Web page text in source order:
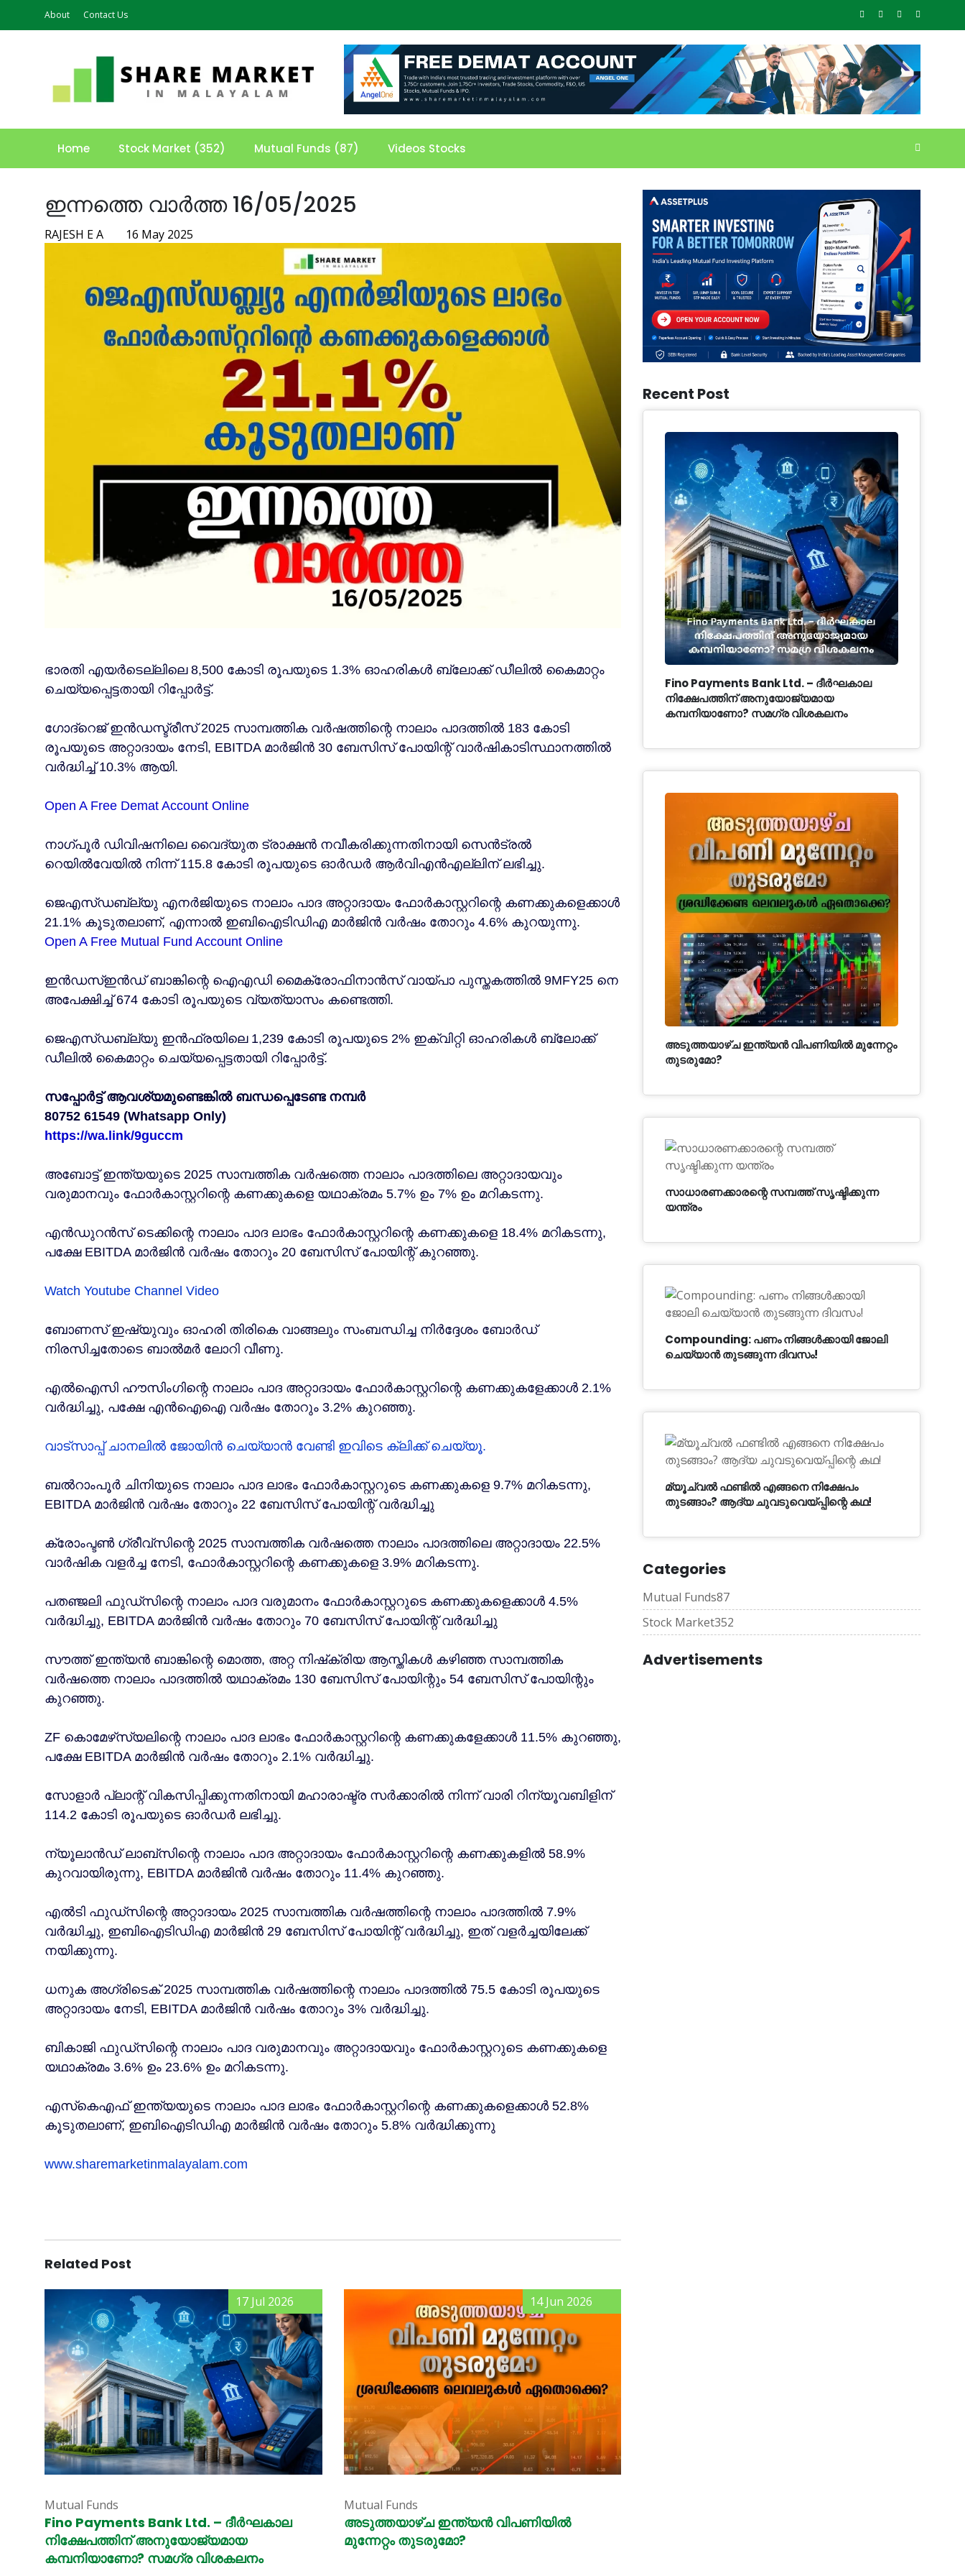
About Contact Us
Home Stock Market (352) Mutual Funds (87) Videos Stocks
ഇന്നത്തെ വാർത്ത 16/05/2025
RAJESH E A 16 May 2025
ഭാരതി എയർടെല്ലിലെ 8,500 കോടി രൂപയുടെ 1.3% ഓഹരികൾ ബ്ലോക്ക് ഡീലിൽ കൈമാറ്റം
ചെയ്യപ്പെട്ടതായി റിപ്പോർട്ട്.
ഗോദ്‌റെജ് ഇൻഡസ്ട്രീസ് 2025 സാമ്പത്തിക വർഷത്തിന്റെ നാലാം പാദത്തിൽ 183 കോടി
രൂപയുടെ അറ്റാദായം നേടി, EBITDA മാർജിൻ 30 ബേസിസ് പോയിന്റ് വാർഷികാടിസ്ഥാനത്തിൽ
വർദ്ധിച്ച് 10.3% ആയി.
Open A Free Demat Account Online
നാഗ്പൂർ ഡിവിഷനിലെ വൈദ്യുത ട്രാക്ഷൻ നവീകരിക്കുന്നതിനായി സെൻട്രൽ
റെയിൽവേയിൽ നിന്ന് 115.8 കോടി രൂപയുടെ ഓർഡർ ആർവിഎൻഎല്ലിന് ലഭിച്ചു.
ജെഎസ്ഡബ്ല്യു എനർജിയുടെ നാലാം പാദ അറ്റാദായം ഫോർകാസ്റ്ററിന്റെ കണക്കുകളെക്കാൾ
21.1% കൂടുതലാണ്, എന്നാൽ ഇബിഐടിഡിഎ മാർജിൻ വർഷം തോറും 4.6% കുറയുന്നു.
Open A Free Mutual Fund Account Online
ഇൻഡസ്ഇൻഡ് ബാങ്കിന്റെ ഐഎഡി മൈക്രോഫിനാൻസ് വായ്പാ പുസ്തകത്തിൽ 9MFY25 നെ
അപേക്ഷിച്ച് 674 കോടി രൂപയുടെ വ്യത്യാസം കണ്ടെത്തി.
ജെഎസ്ഡബ്ല്യു ഇൻഫ്രയിലെ 1,239 കോടി രൂപയുടെ 2% ഇക്വിറ്റി ഓഹരികൾ ബ്ലോക്ക്
ഡീലിൽ കൈമാറ്റം ചെയ്യപ്പെട്ടതായി റിപ്പോർട്ട്.
സപ്പോർട്ട് ആവശ്യമുണ്ടെങ്കിൽ ബന്ധപ്പെടേണ്ട നമ്പർ
80752 61549 (Whatsapp Only)
https://wa.link/9guccm
അബോട്ട് ഇന്ത്യയുടെ 2025 സാമ്പത്തിക വർഷത്തെ നാലാം പാദത്തിലെ അറ്റാദായവും
വരുമാനവും ഫോർകാസ്റ്ററിന്റെ കണക്കുകളെ യഥാക്രമം 5.7% ഉം 7% ഉം മറികടന്നു.
എൻഡുറൻസ് ടെക്കിന്റെ നാലാം പാദ ലാഭം ഫോർകാസ്റ്ററിന്റെ കണക്കുകളെ 18.4% മറികടന്നു,
പക്ഷേ EBITDA മാർജിൻ വർഷം തോറും 20 ബേസിസ് പോയിന്റ് കുറഞ്ഞു.
Watch Youtube Channel Video
ബോണസ് ഇഷ്യുവും ഓഹരി തിരികെ വാങ്ങലും സംബന്ധിച്ച നിർദ്ദേശം ബോർഡ്
നിരസിച്ചതോടെ ബാൽമർ ലോറി വീണു.
എൽഐസി ഹൗസിംഗിന്റെ നാലാം പാദ അറ്റാദായം ഫോർകാസ്റ്ററിന്റെ കണക്കുകളേക്കാൾ 2.1%
വർദ്ധിച്ചു, പക്ഷേ എൻഐഐ വർഷം തോറും 3.2% കുറഞ്ഞു.
വാട്സാപ്പ് ചാനലിൽ ജോയിൻ ചെയ്യാൻ വേണ്ടി ഇവിടെ ക്ലിക്ക് ചെയ്യൂ.
ബൽറാംപൂർ ചിനിയുടെ നാലാം പാദ ലാഭം ഫോർകാസ്റ്ററുടെ കണക്കുകളെ 9.7% മറികടന്നു,
EBITDA മാർജിൻ വർഷം തോറും 22 ബേസിസ് പോയിന്റ് വർദ്ധിച്ചു
ക്രോംപ്ടൺ ഗ്രീവ്‌സിന്റെ 2025 സാമ്പത്തിക വർഷത്തെ നാലാം പാദത്തിലെ അറ്റാദായം 22.5%
വാർഷിക വളർച്ച നേടി, ഫോർകാസ്റ്ററിന്റെ കണക്കുകളെ 3.9% മറികടന്നു.
പതഞ്ജലി ഫുഡ്‌സിന്റെ നാലാം പാദ വരുമാനം ഫോർകാസ്റ്ററുടെ കണക്കുകളെക്കാൾ 4.5%
വർദ്ധിച്ചു, EBITDA മാർജിൻ വർഷം തോറും 70 ബേസിസ് പോയിന്റ് വർദ്ധിച്ചു
സൗത്ത് ഇന്ത്യൻ ബാങ്കിന്റെ മൊത്ത, അറ്റ ​​നിഷ്‌ക്രിയ ആസ്തികൾ കഴിഞ്ഞ സാമ്പത്തിക
വർഷത്തെ നാലാം പാദത്തിൽ യഥാക്രമം 130 ബേസിസ് പോയിന്റും 54 ബേസിസ് പോയിന്റും
കുറഞ്ഞു.
ZF കൊമേഴ്‌സ്യലിന്റെ നാലാം പാദ ലാഭം ഫോർകാസ്റ്ററിന്റെ കണക്കുകളേക്കാൾ 11.5% കുറഞ്ഞു,
പക്ഷേ EBITDA മാർജിൻ വർഷം തോറും 2.1% വർദ്ധിച്ചു.
സോളാർ പ്ലാന്റ് വികസിപ്പിക്കുന്നതിനായി മഹാരാഷ്ട്ര സർക്കാരിൽ നിന്ന് വാരി റിന്യൂവബിളിന്
114.2 കോടി രൂപയുടെ ഓർഡർ ലഭിച്ചു.
ന്യൂലാൻഡ് ലാബ്‌സിന്റെ നാലാം പാദ അറ്റാദായം ഫോർകാസ്റ്ററിന്റെ കണക്കുകളിൽ 58.9%
കുറവായിരുന്നു, EBITDA മാർജിൻ വർഷം തോറും 11.4% കുറഞ്ഞു.
എൽടി ഫുഡ്‌സിന്റെ അറ്റാദായം 2025 സാമ്പത്തിക വർഷത്തിന്റെ നാലാം പാദത്തിൽ 7.9%
വർദ്ധിച്ചു, ഇബിഐടിഡിഎ മാർജിൻ 29 ബേസിസ് പോയിന്റ് വർദ്ധിച്ചു, ഇത് വളർച്ചയിലേക്ക്
നയിക്കുന്നു.
ധനുക അഗ്രിടെക് 2025 സാമ്പത്തിക വർഷത്തിന്റെ നാലാം പാദത്തിൽ 75.5 കോടി രൂപയുടെ
അറ്റാദായം നേടി, EBITDA മാർജിൻ വർഷം തോറും 3% വർദ്ധിച്ചു.
ബികാജി ഫുഡ്‌സിന്റെ നാലാം പാദ വരുമാനവും അറ്റാദായവും ഫോർകാസ്റ്ററുടെ കണക്കുകളെ
യഥാക്രമം 3.6% ഉം 23.6% ഉം മറികടന്നു.
എസ്‌കെഎഫ് ഇന്ത്യയുടെ നാലാം പാദ ലാഭം ഫോർകാസ്റ്ററിന്റെ കണക്കുകളെക്കാൾ 52.8%
കൂടുതലാണ്, ഇബിഐടിഡിഎ മാർജിൻ വർഷം തോറും 5.8% വർദ്ധിക്കുന്നു
www.sharemarketinmalayalam.com
Related Post
Mutual Funds
Fino Payments Bank Ltd. – ദീർഘകാല
നിക്ഷേപത്തിന് അനുയോജ്യമായ
കമ്പനിയാണോ? സമഗ്ര വിശകലനം
17 Jul 2026
Mutual Funds
അടുത്തയാഴ്ച ഇന്ത്യൻ വിപണിയിൽ
മുന്നേറ്റം തുടരുമോ?
14 Jun 2026
Recent Post
Fino Payments Bank Ltd. – ദീർഘകാല
നിക്ഷേപത്തിന് അനുയോജ്യമായ
കമ്പനിയാണോ? സമഗ്ര വിശകലനം
അടുത്തയാഴ്ച ഇന്ത്യൻ വിപണിയിൽ മുന്നേറ്റം
തുടരുമോ?
സാധാരണക്കാരന്റെ സമ്പത്ത് സൃഷ്ടിക്കുന്ന
യന്ത്രം
Compounding: പണം നിങ്ങൾക്കായി ജോലി
ചെയ്യാൻ തുടങ്ങുന്ന ദിവസം!
മ്യൂച്വൽ ഫണ്ടിൽ എങ്ങനെ നിക്ഷേപം
തുടങ്ങാം? ആദ്യ ചുവടുവെയ്പ്പിന്റെ കഥ!
Categories
Mutual Funds87
Stock Market352
Advertisements